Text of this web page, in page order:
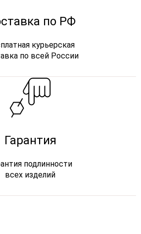
по РФ
курьерская
по всей России
Гарантия
подлинности
всех изделий